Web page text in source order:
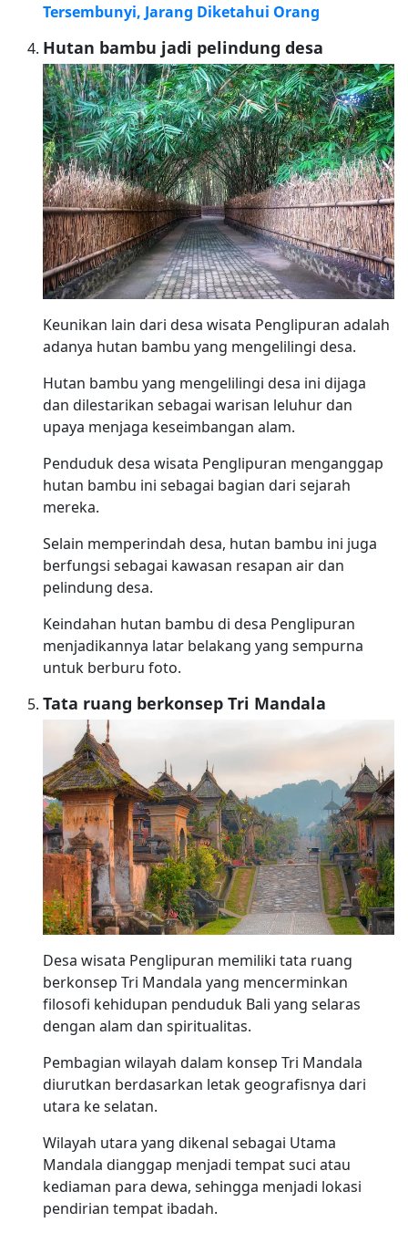
Tersembunyi, Jarang Diketahui Orang
Hutan bambu jadi pelindung desa
Keunikan lain dari desa wisata Penglipuran adalah
adanya hutan bambu yang mengelilingi desa.
Hutan bambu yang mengelilingi desa ini dijaga
dan dilestarikan sebagai warisan leluhur dan
upaya menjaga keseimbangan alam.
Penduduk desa wisata Penglipuran menganggap
hutan bambu ini sebagai bagian dari sejarah
mereka.
Selain memperindah desa, hutan bambu ini juga
berfungsi sebagai kawasan resapan air dan
pelindung desa.
Keindahan hutan bambu di desa Penglipuran
menjadikannya latar belakang yang sempurna
untuk berburu foto.
Tata ruang berkonsep Tri Mandala
Desa wisata Penglipuran memiliki tata ruang
berkonsep Tri Mandala yang mencerminkan
filosofi kehidupan penduduk Bali yang selaras
dengan alam dan spiritualitas.
Pembagian wilayah dalam konsep Tri Mandala
diurutkan berdasarkan letak geografisnya dari
utara ke selatan.
Wilayah utara yang dikenal sebagai Utama
Mandala dianggap menjadi tempat suci atau
kediaman para dewa, sehingga menjadi lokasi
pendirian tempat ibadah.